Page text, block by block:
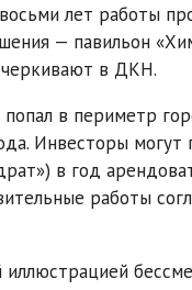
лет работы
— павильон
в ДКН.
в периметр
Инвесторы могут
в год
работы